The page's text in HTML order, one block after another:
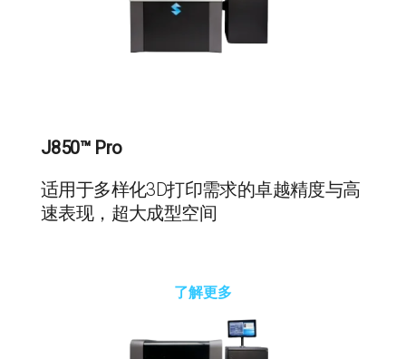
J850™ Pro
适用于多样化3D打印需求的卓越精度与高
速表现，超大成型空间
了解更多